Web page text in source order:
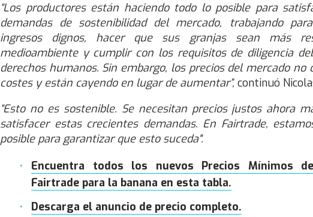
“Los productores están haciendo todo lo posible para
demandas de sostenibilidad del mercado, trabajando
ingresos dignos, hacer que sus granjas sean más
medioambiente y cumplir con los requisitos de diligencia
derechos humanos. Sin embargo, los precios del mercado no
costes y están cayendo en lugar de aumentar”, continuó
“Esto no es sostenible. Se necesitan precios justos ahora
satisfacer estas crecientes demandas. En Fairtrade,
posible para garantizar que esto suceda".
Encuentra todos los nuevos Precios Mínimos
Fairtrade para la banana en esta tabla.
Descarga el anuncio de precio completo.